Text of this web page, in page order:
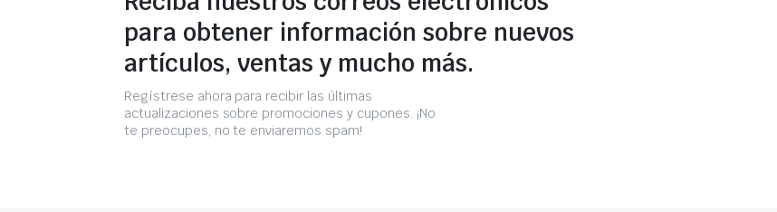
para obtener información sobre nuevos
artículos, ventas y mucho más.
Regístrese ahora para recibir las últimas
actualizaciones sobre promociones y cupones. ¡No
te preocupes, no te enviaremos spam!